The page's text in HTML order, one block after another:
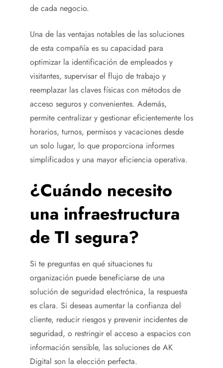
de cada negocio.
Una de las ventajas notables de las soluciones
de esta compañía es su capacidad para
optimizar la identificación de empleados y
visitantes, supervisar el flujo de trabajo y
reemplazar las claves físicas con métodos de
acceso seguros y convenientes. Además,
permite centralizar y gestionar eficientemente los
horarios, turnos, permisos y vacaciones desde
un solo lugar, lo que proporciona informes
simplificados y una mayor eficiencia operativa.
¿Cuándo necesito
una infraestructura
de TI segura?
Si te preguntas en qué situaciones tu
organización puede beneficiarse de una
solución de seguridad electrónica, la respuesta
es clara. Si deseas aumentar la confianza del
cliente, reducir riesgos y prevenir incidentes de
seguridad, o restringir el acceso a espacios con
información sensible, las soluciones de AK
Digital son la elección perfecta.